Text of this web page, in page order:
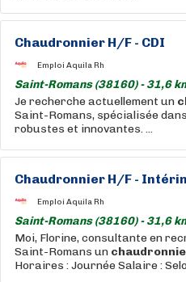
Chaudronnier H/F - CDI
Emploi Aquila Rh
Saint-Romans (38160) - 31,6
Je recherche actuellement un
Saint-Romans, spécialisée
robustes et innovantes. ...
Chaudronnier H/F -
Emploi Aquila Rh
Saint-Romans (38160) - 31,6
Moi, Florine, consultante en
Saint-Romans un
Horaires : Journée Salaire :